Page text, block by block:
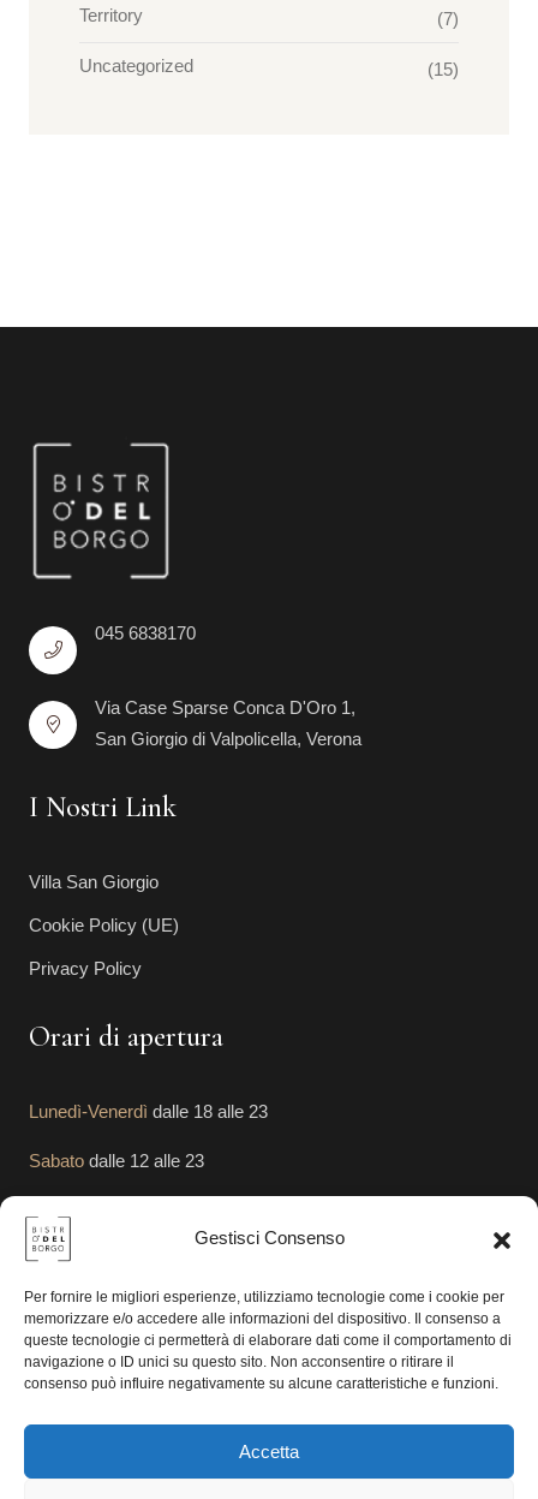
Gestisci Consenso
Per fornire le migliori esperienze, utilizziamo tecnologie come i cookie per
memorizzare e/o accedere alle informazioni del dispositivo. Il consenso a
queste tecnologie ci permetterà di elaborare dati come il comportamento di
navigazione o ID unici su questo sito. Non acconsentire o ritirare il
consenso può influire negativamente su alcune caratteristiche e funzioni.
Accetta
Territory (7)
Uncategorized (15)
045 6838170
Via Case Sparse Conca D'Oro 1,
San Giorgio di Valpolicella, Verona
I Nostri Link
Villa San Giorgio
Cookie Policy (UE)
Privacy Policy
Orari di apertura
Lunedì-Venerdì dalle 18 alle 23
Sabato dalle 12 alle 23